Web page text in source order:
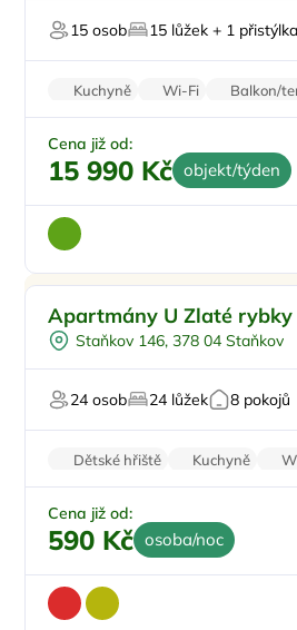
Pro skupiny
15 osob 15 lůžek + 1 přistýlka
Kuchyně Wi-Fi
Balkon/
Zvířata povolena
Vysavač
Cena již od:
15 990 Kč objekt/týden
Koupací sud
Vířivka
U vody
Apartmány U Zlaté rybky
Staňkov 146, 378 04 Staňkov
24 osob 24 lůžek 8 pokojů
Dětské hřiště Kuchyně
Rodinné pokoje
Balkon/
Cena již od:
590 Kč osoba/noc